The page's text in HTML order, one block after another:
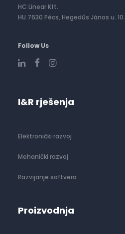
HC Linear Kft.
HU 7630 Pécs, Hegedűs János u. 10.
Follow Us
I&R rješenja
Elektronički razvoj
Mehanički razvoj
Razvijanje softvera
Proizvodnja